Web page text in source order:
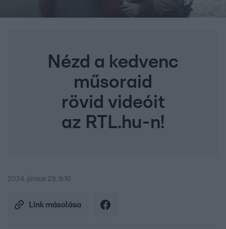
Nézd a kedvenc
műsoraid
rövid videóit
az RTL.hu-n!
2024. június 29. 9:10
Link másolása